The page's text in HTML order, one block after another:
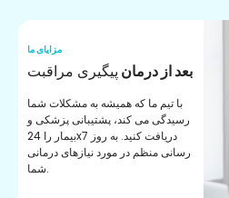
مزایای ما
مشاور پزشکی معاونت
به طور منظم از مشاوران پزشکی
مجرب ما پشتیبانی دریافت کنید. ارائه